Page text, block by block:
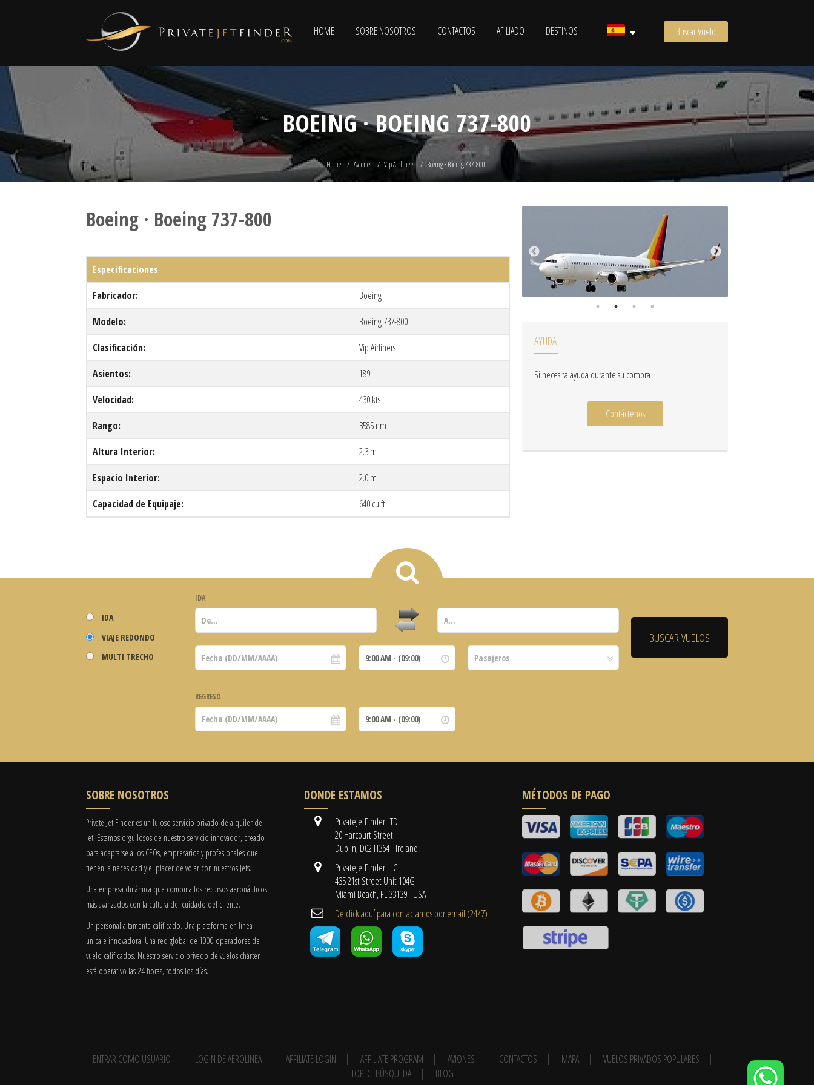
HOME SOBRE NOSOTROS CONTACTOS AFILIADO DESTINOS Buscar Vuelo
BOEING · BOEING 737-800
Home Aviones Vip Airliners Boeing · Boeing 737-800
Boeing · Boeing 737-800
Especificaciones
Fabricador:
Boeing
Modelo:
Boeing 737-800
Clasificación:
Vip Airliners
Asientos:
189
Velocidad:
430 kts
Rango:
3585 nm
Altura Interior:
2.3 m
Espacio Interior:
2.0 m
Capacidad de Equipaje:
640 cu.ft.
AYUDA
Si necesita ayuda durante su compra
Contáctenos
IDA
VIAJE REDONDO
MULTI TRECHO
IDA
REGRESO
SOBRE NOSOTROS
Private Jet Finder es un lujoso servicio privado de alquiler de
jet. Estamos orgullosos de nuestro servicio innovador, creado
para adaptarse a los CEOs, empresarios y profesionales que
tienen la necesidad y el placer de volar con nuestros Jets.
Una empresa dinámica que combina los recursos aeronáuticos
más avanzados con la cultura del cuidado del cliente.
Un personal altamente calificado. Una plataforma en línea
única e innovadora. Una red global de 1000 operadores de
vuelo calificados. Nuestro servicio privado de vuelos chárter
está operativo las 24 horas, todos los días.
DONDE ESTAMOS
PrivateJetFinder LTD
20 Harcourt Street
Dublin, D02 H364 - Ireland
PrivateJetFinder LLC
435 21st Street Unit 104G
Miami Beach, FL 33139 - USA
De click aquí para contactarnos por email ​(24/7)
MÉTODOS DE PAGO
ENTRAR COMO USUARIO LOGIN DE AEROLINEA AFFILIATE LOGIN AFFILIATE PROGRAM AVIONES CONTACTOS MAPA
VUELOS PRIVADOS POPULARES
TOP DE BÚSQUEDA
BLOG